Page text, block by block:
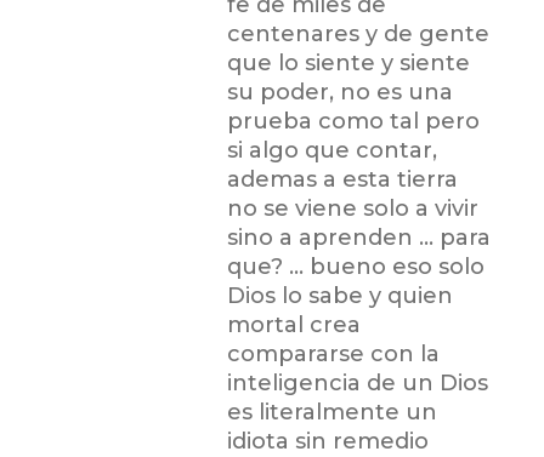
centenares y de gente
que lo siente y siente
su poder, no es una
prueba como tal pero
si algo que contar,
ademas a esta tierra
no se viene solo a vivir
sino a aprenden … para
que? … bueno eso solo
Dios lo sabe y quien
mortal crea
compararse con la
inteligencia de un Dios
es literalmente un
idiota sin remedio